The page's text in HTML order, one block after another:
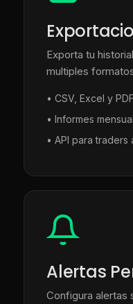
Exporta tu
multiples
• CSV, Excel y PDF
• Informes
• API para traders
Alertas
Configura alertas